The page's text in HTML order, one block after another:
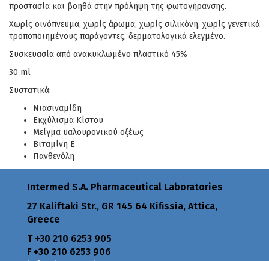
προστασία και βοηθά στην πρόληψη της φωτογήρανσης.
Χωρίς οινόπνευμα, χωρίς άρωμα, χωρίς σιλικόνη, χωρίς γενετικά
τροποποιημένους παράγοντες, δερματολογικά ελεγμένο.
Συσκευασία από ανακυκλωμένο πλαστικό 45%
30 ml
Συστατικά:
Νιασιναμίδη
Εκχύλισμα Κίστου
Μείγμα υαλουρονικού οξέως
Βιταμίνη Ε
Πανθενόλη
Intermed S.A. Pharmaceutical Laboratories
27 Kaliftaki Str., GR 145 64 Κifissia, Attica,
Greece
Τ +30 210 6253 905
F +30 210 6253 906